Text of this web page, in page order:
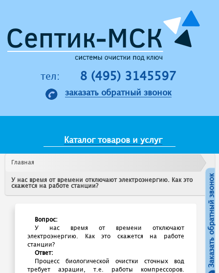
Заказать обратный звонок
тел: 8 (495) 3145597
заказать обратный звонок
Каталог товаров и услуг
Главная
У нас время от времени отключают электроэнергию. Как это
скажется на работе станции?
Вопрос:
У нас время от времени отключают
электроэнергию. Как это скажется на работе
станции?
Ответ:
Процесс биологической очистки сточных вод
требует аэрации, т.е. работы компрессоров.